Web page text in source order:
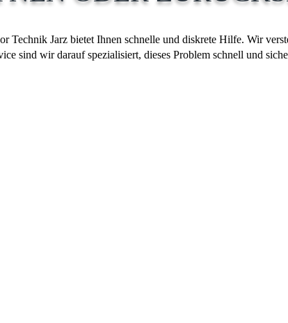
Technik Jarz bietet Ihnen schnelle und diskrete Hilfe. Wir
sind wir darauf spezialisiert, dieses Problem schnell und